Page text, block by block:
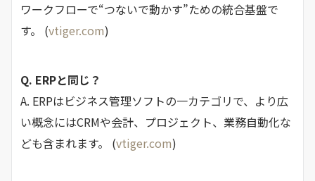
ワークフローで“つないで動かす”ための統合基盤で
す。 (vtiger.com)
Q. ERPと同じ？
A. ERPはビジネス管理ソフトの一カテゴリで、より広
い概念にはCRMや会計、プロジェクト、業務自動化な
ども含まれます。 (vtiger.com)